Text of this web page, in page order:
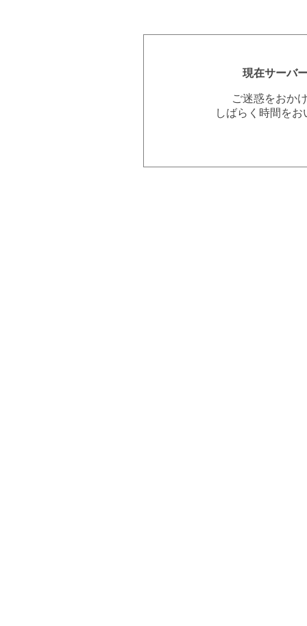
現在サーバ
ご迷惑をおか
しばらく時間を